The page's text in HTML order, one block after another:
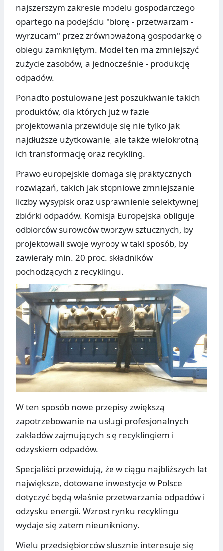
najszerszym zakresie modelu gospodarczego
opartego na podejściu "biorę - przetwarzam -
wyrzucam" przez zrównoważoną gospodarkę o
obiegu zamkniętym. Model ten ma zmniejszyć
zużycie zasobów, a jednocześnie - produkcję
odpadów.
Ponadto postulowane jest poszukiwanie takich
produktów, dla których już w fazie
projektowania przewiduje się nie tylko jak
najdłuższe użytkowanie, ale także wielokrotną
ich transformację oraz recykling.
Prawo europejskie domaga się praktycznych
rozwiązań, takich jak stopniowe zmniejszanie
liczby wysypisk oraz usprawnienie selektywnej
zbiórki odpadów. Komisja Europejska obliguje
odbiorców surowców tworzyw sztucznych, by
projektowali swoje wyroby w taki sposób, by
zawierały min. 20 proc. składników
pochodzących z recyklingu.
W ten sposób nowe przepisy zwiększą
zapotrzebowanie na usługi profesjonalnych
zakładów zajmujących się recyklingiem i
odzyskiem odpadów.
Specjaliści przewidują, że w ciągu najbliższych lat
największe, dotowane inwestycje w Polsce
dotyczyć będą właśnie przetwarzania odpadów i
odzysku energii. Wzrost rynku recyklingu
wydaje się zatem nieunikniony.
Wielu przedsiębiorców słusznie interesuje się